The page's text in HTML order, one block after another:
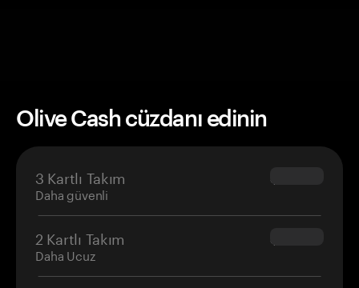
Olive Cash cüzdanı edinin
3 Kartlı Takım
Daha güvenli
$69.90
2 Kartlı Takım
Daha Ucuz
$54.90